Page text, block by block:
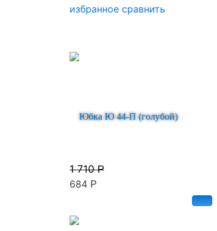
избранное сравнить
Юбка Ю 44-П (голубой)
1 710Р
684 Р